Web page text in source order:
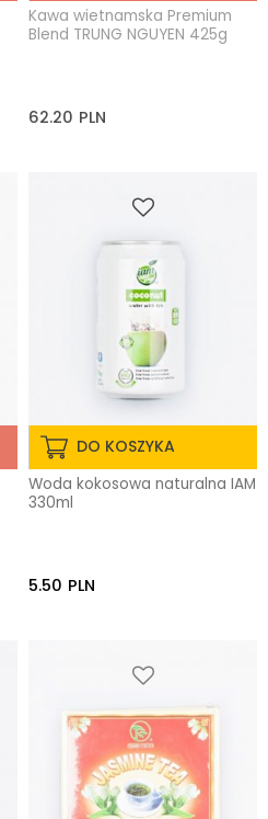
Kawa wietnamska Premium
Blend TRUNG NGUYEN 425g
62.20 PLN
DO KOSZYKA
Woda kokosowa naturalna IAM
330ml
5.50 PLN